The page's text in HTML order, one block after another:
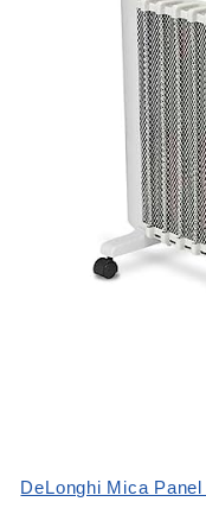
DeLonghi Mica